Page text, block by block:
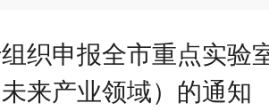
织申报全市重点实验
来产业领域）的通知